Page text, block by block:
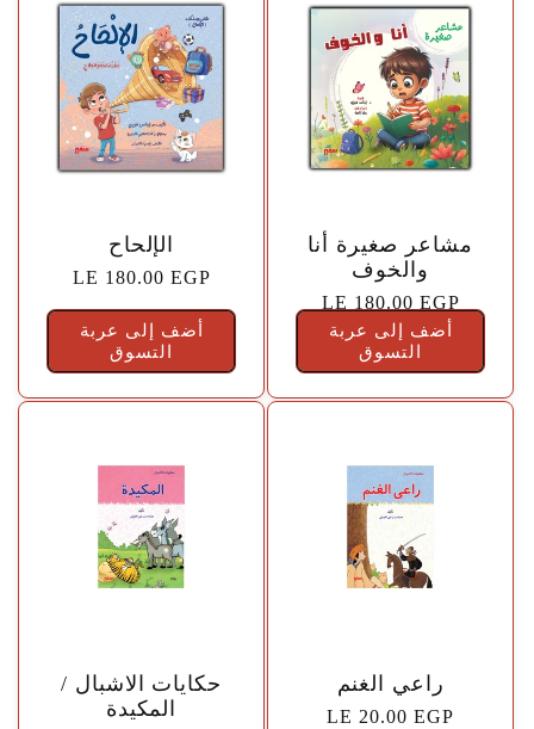
الإلحاح
السعر
الاعتيادي
LE 180.00 EGP
أضف إلى عربة
التسوق
مشاعر صغيرة أنا
والخوف
السعر
الاعتيادي
LE 180.00 EGP
أضف إلى عربة
التسوق
حكايات الاشبال /
المكيدة
راعي الغنم
السعر
LE 20.00 EGP